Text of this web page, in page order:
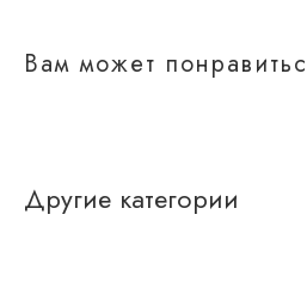
панно
Графика
Вам может
Другие категории